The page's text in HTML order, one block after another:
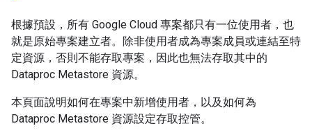
根據預設，所有 Google Cloud 專案都只有一位使用者，也
就是原始專案建立者。除非使用者成為專案成員或連結至特
定資源，否則不能存取專案，因此也無法存取其中的
Dataproc Metastore 資源。
本頁面說明如何在專案中新增使用者，以及如何為
Dataproc Metastore 資源設定存取控管。